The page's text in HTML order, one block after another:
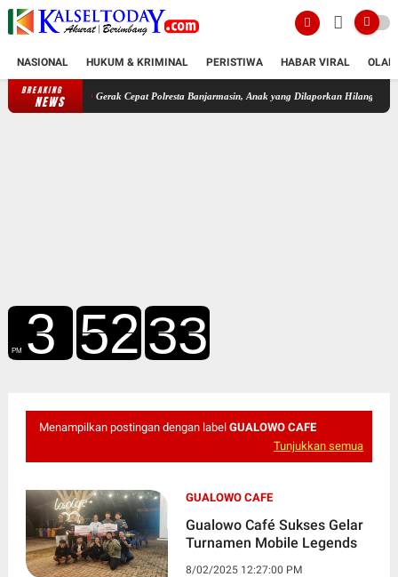
NASIONAL HUKUM & KRIMINAL PERISTIWA HABAR VIRAL
BREAKING
NEWS
Gerak Cepat Polresta Banjarmasin, Anak yang Dilaporkan Hilang Akhirnya Kembali
Menampilkan postingan dengan label GUALOWO CAFE
Tunjukkan semua
GUALOWO CAFE
Gualowo Café Sukses Gelar
Turnamen Mobile Legends
8/02/2025 12:27:00 PM